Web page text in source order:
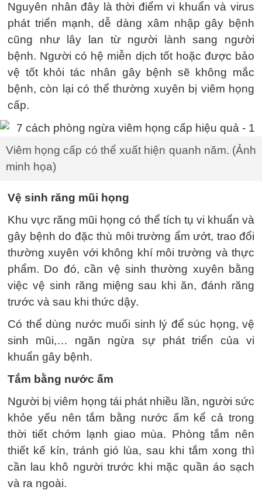
Nguyên nhân đây là thời điểm vi khuẩn và virus
phát triển mạnh, dễ dàng xâm nhập gây bệnh
cũng như lây lan từ người lành sang người
bệnh. Người có hệ miễn dịch tốt hoặc được bảo
vệ tốt khỏi tác nhân gây bệnh sẽ không mắc
bệnh, còn lại có thể thường xuyên bị viêm họng
cấp.
Viêm họng cấp có thể xuất hiện quanh năm. (Ảnh
minh họa)
Vệ sinh răng mũi họng
Khu vực răng mũi họng có thể tích tụ vi khuẩn và
gây bệnh do đặc thù môi trường ẩm ướt, trao đổi
thường xuyên với không khí môi trường và thực
phẩm. Do đó, cần vệ sinh thường xuyên bằng
việc vệ sinh răng miệng sau khi ăn, đánh răng
trước và sau khi thức dậy.
Có thể dùng nước muối sinh lý để súc họng, vệ
sinh mũi,… ngăn ngừa sự phát triển của vi
khuẩn gây bệnh.
Tắm bằng nước ấm
Người bị viêm họng tái phát nhiều lần, người sức
khỏe yếu nên tắm bằng nước ấm kể cả trong
thời tiết chớm lạnh giao mùa. Phòng tắm nên
thiết kế kín, tránh gió lùa, sau khi tắm xong thì
cần lau khô người trước khi mặc quần áo sạch
và ra ngoài.